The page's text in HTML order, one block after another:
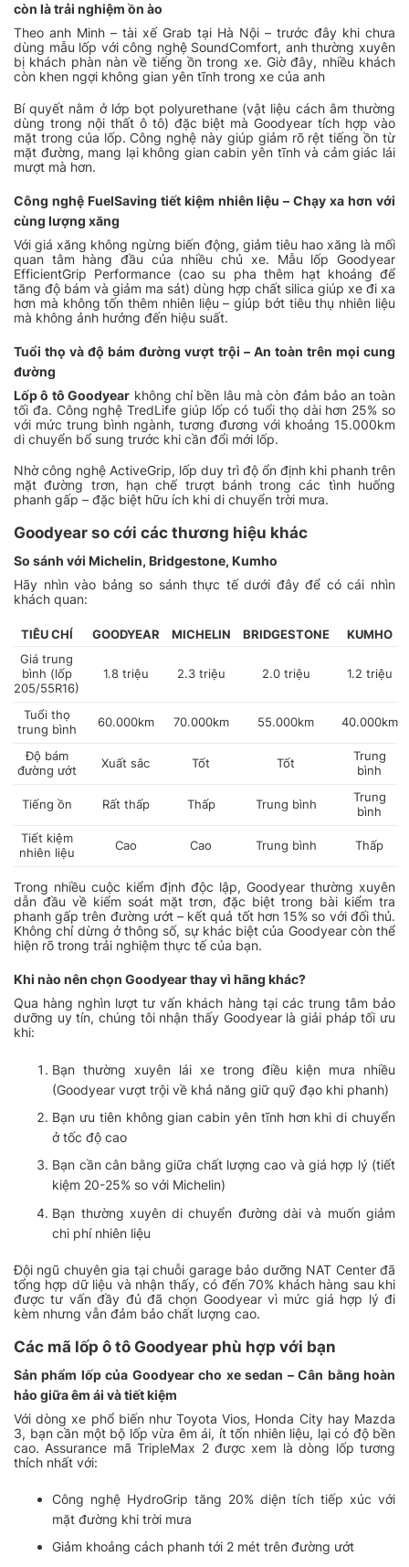
còn là trải nghiệm ồn ào
Theo anh Minh – tài xế Grab tại Hà Nội – trước đây khi chưa
dùng mẫu lốp với công nghệ SoundComfort, anh thường xuyên
bị khách phàn nàn về tiếng ồn trong xe. Giờ đây, nhiều khách
còn khen ngợi không gian yên tĩnh trong xe của anh
Bí quyết nằm ở lớp bọt polyurethane (vật liệu cách âm thường
dùng trong nội thất ô tô) đặc biệt mà Goodyear tích hợp vào
mặt trong của lốp. Công nghệ này giúp giảm rõ rệt tiếng ồn từ
mặt đường, mang lại không gian cabin yên tĩnh và cảm giác lái
mượt mà hơn.
Công nghệ FuelSaving tiết kiệm nhiên liệu – Chạy xa hơn với
cùng lượng xăng
Với giá xăng không ngừng biến động, giảm tiêu hao xăng là mối
quan tâm hàng đầu của nhiều chủ xe. Mẫu lốp Goodyear
EfficientGrip Performance (cao su pha thêm hạt khoáng để
tăng độ bám và giảm ma sát) dùng hợp chất silica giúp xe đi xa
hơn mà không tốn thêm nhiên liệu – giúp bớt tiêu thụ nhiên liệu
mà không ảnh hưởng đến hiệu suất.
Tuổi thọ và độ bám đường vượt trội – An toàn trên mọi cung
đường
Lốp ô tô Goodyear không chỉ bền lâu mà còn đảm bảo an toàn
tối đa. Công nghệ TredLife giúp lốp có tuổi thọ dài hơn 25% so
với mức trung bình ngành, tương đương với khoảng 15.000km
di chuyển bổ sung trước khi cần đổi mới lốp.
Nhờ công nghệ ActiveGrip, lốp duy trì độ ổn định khi phanh trên
mặt đường trơn, hạn chế trượt bánh trong các tình huống
phanh gấp – đặc biệt hữu ích khi di chuyển trời mưa.
Goodyear so cới các thương hiệu khác
So sánh với Michelin, Bridgestone, Kumho
Hãy nhìn vào bảng so sánh thực tế dưới đây để có cái nhìn
khách quan:
TIÊU CHÍ GOODYEAR MICHELIN BRIDGESTONE
KUMHO
Giá trung
bình (lốp
205/55R16)
1.8 triệu 2.3 triệu 2.0 triệu 1.2 triệu
Tuổi thọ
trung bình
60.000km 70.000km 55.000km 40.000km
Độ bám
đường ướt
Xuất sắc Tốt Tốt
Trung
bình
Tiếng ồn Rất thấp Thấp Trung bình
Trung
bình
Tiết kiệm
nhiên liệu
Cao Cao Trung bình Thấp
Trong nhiều cuộc kiểm định độc lập, Goodyear thường xuyên
dẫn đầu về kiểm soát mặt trơn, đặc biệt trong bài kiểm tra
phanh gấp trên đường ướt – kết quả tốt hơn 15% so với đối thủ.
Không chỉ dừng ở thông số, sự khác biệt của Goodyear còn thể
hiện rõ trong trải nghiệm thực tế của bạn.
Khi nào nên chọn Goodyear thay vì hãng khác?
Qua hàng nghìn lượt tư vấn khách hàng tại các trung tâm bảo
dưỡng uy tín, chúng tôi nhận thấy Goodyear là giải pháp tối ưu
khi:
Bạn thường xuyên lái xe trong điều kiện mưa nhiều
(Goodyear vượt trội về khả năng giữ quỹ đạo khi phanh)
Bạn ưu tiên không gian cabin yên tĩnh hơn khi di chuyển
ở tốc độ cao
Bạn cần cân bằng giữa chất lượng cao và giá hợp lý (tiết
kiệm 20-25% so với Michelin)
Bạn thường xuyên di chuyển đường dài và muốn giảm
chi phí nhiên liệu
Đội ngũ chuyên gia tại chuỗi garage bảo dưỡng NAT Center đã
tổng hợp dữ liệu và nhận thấy, có đến 70% khách hàng sau khi
được tư vấn đầy đủ đã chọn Goodyear vì mức giá hợp lý đi
kèm nhưng vẫn đảm bảo chất lượng cao.
Các mã lốp ô tô Goodyear phù hợp với bạn
Sản phẩm lốp của Goodyear cho xe sedan – Cân bằng hoàn
hảo giữa êm ái và tiết kiệm
Với dòng xe phổ biến như Toyota Vios, Honda City hay Mazda
3, bạn cần một bộ lốp vừa êm ái, ít tốn nhiên liệu, lại có độ bền
cao. Assurance mã TripleMax 2 được xem là dòng lốp tương
thích nhất với:
Công nghệ HydroGrip tăng 20% diện tích tiếp xúc với
mặt đường khi trời mưa
Giảm khoảng cách phanh tới 2 mét trên đường ướt